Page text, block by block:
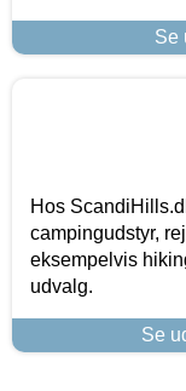
Se
Hos
campingudstyr,
eksempelvis
udvalg.
Se